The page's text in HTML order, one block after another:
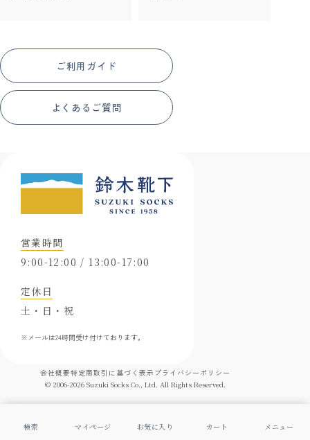
ご利用ガイド
よくあるご質問
営業時間
9:00-12:00 / 13:00-17:00
定休日
土・日・祝
※メールは24時間受け付けております。
© 2006-2026Suzuki Socks Co., Ltd. All Rights Reserved.
会社概要特定商取引に基づく表示 プライバシーポリシー